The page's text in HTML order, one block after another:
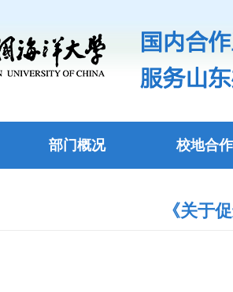
部门概况 校地合作
《关于